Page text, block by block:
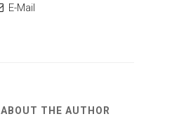
E-Mail
ABOUT THE AUTHOR